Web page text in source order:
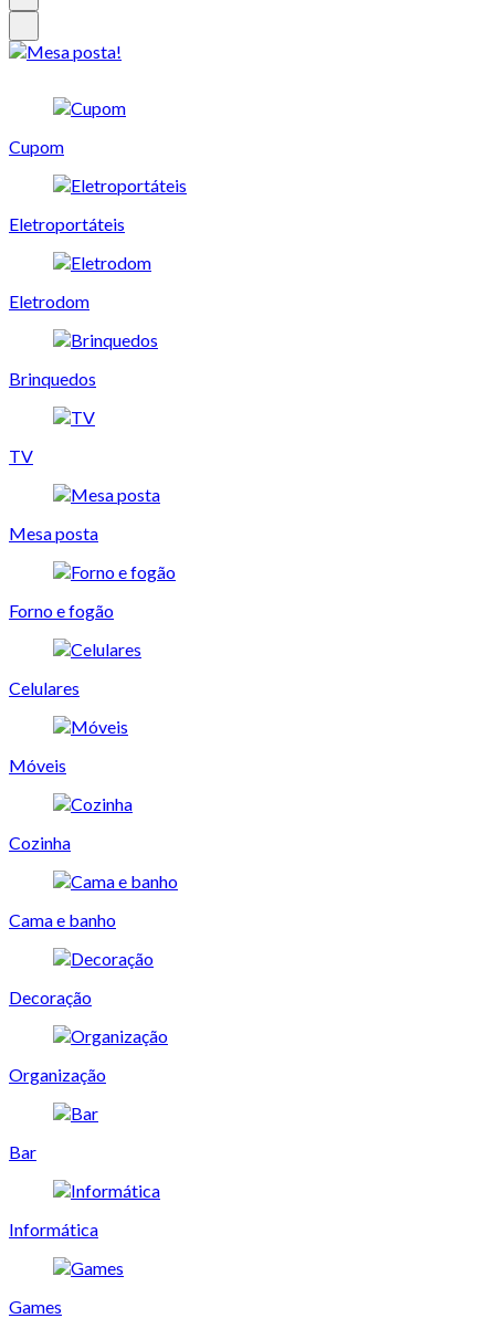
Cupom
Eletroportáteis
Eletrodom
Brinquedos
TV
Mesa posta
Forno e fogão
Celulares
Móveis
Cozinha
Cama e banho
Decoração
Organização
Bar
Informática
Games